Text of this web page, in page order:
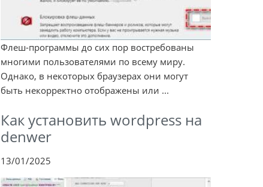
Флеш-программы до сих пор востребованы
многими пользователями по всему миру.
Однако, в некоторых браузерах они могут
быть некорректно отображены или ...
Как установить wordpress на
denwer
13/01/2025